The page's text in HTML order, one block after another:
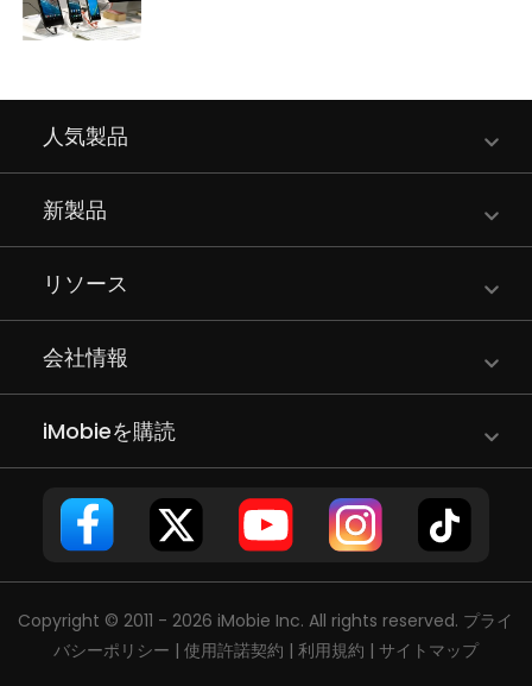
人気製品
新製品
リソース
会社情報
iMobieを購読
Copyright © 2011 - 2026 iMobie Inc. All rights reserved. プライ
バシーポリシー | 使用許諾契約 | 利用規約 | サイトマップ